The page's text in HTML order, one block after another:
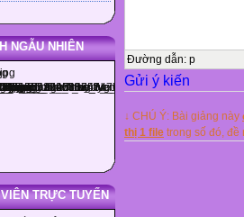
NGẪU NHIÊN
TRỰC TUYẾN

Nhận biết
Vận dụng bậc
Vận dụng bậc
Đường dẫn: p
Gửi ý kiến
↓ CHÚ Ý: Bài giảng này
thị 1 file trong số đó, đề